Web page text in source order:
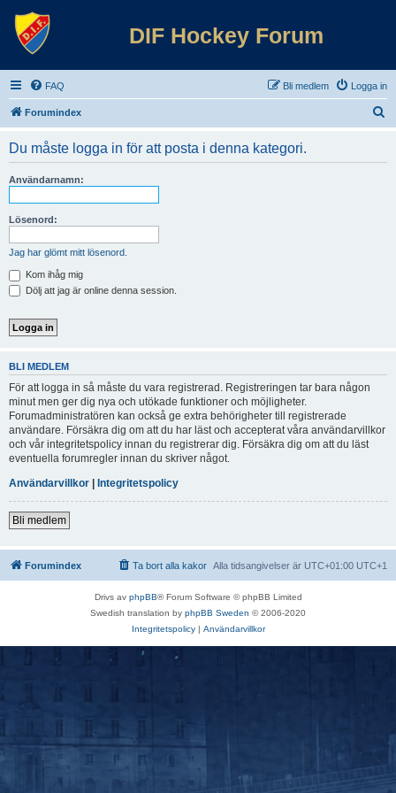
DIF Hockey Forum
FAQ Logga in
Bli medlem
Forumindex
Du måste logga in för att posta i denna kategori.
Användarnamn:
Lösenord:
Jag har glömt mitt lösenord.
Kom ihåg mig
Dölj att jag är online denna session.
BLI MEDLEM
För att logga in så måste du vara registrerad. Registreringen tar bara någon
minut men ger dig nya och utökade funktioner och möjligheter.
Forumadministratören kan också ge extra behörigheter till registrerade
användare. Försäkra dig om att du har läst och accepterat våra användarvillkor
och vår integritetspolicy innan du registrerar dig. Försäkra dig om att du läst
eventuella forumregler innan du skriver något.
Användarvillkor | Integritetspolicy
Bli medlem
Forumindex Alla tidsangivelser är UTC+01:00 UTC+1
Ta bort alla kakor
Drivs av phpBB® Forum Software © phpBB Limited
Swedish translation by phpBB Sweden © 2006-2020
Integritetspolicy| Användarvillkor